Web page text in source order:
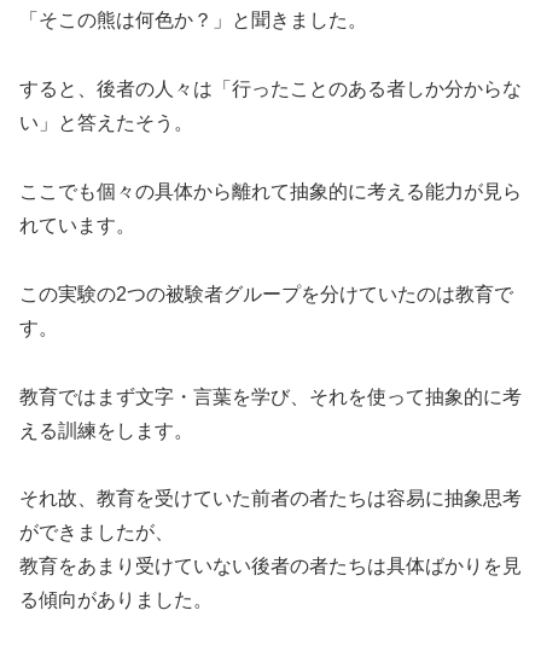
「そこの熊は何色か？」と聞きました。
すると、後者の人々は「行ったことのある者しか分からな
い」と答えたそう。
ここでも個々の具体から離れて抽象的に考える能力が見ら
れています。
この実験の2つの被験者グループを分けていたのは教育で
す。
教育ではまず文字・言葉を学び、それを使って抽象的に考
える訓練をします。
それ故、教育を受けていた前者の者たちは容易に抽象思考
ができましたが、
教育をあまり受けていない後者の者たちは具体ばかりを見
る傾向がありました。